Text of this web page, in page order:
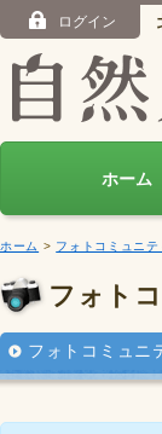
ログイン
ホーム
ホーム > フォトコミュニテ
フォト
フォトコミュニ